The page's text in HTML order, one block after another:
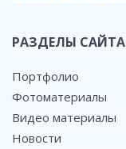
РАЗДЕЛЫ САЙТА
Портфолио
Фотоматериалы
Видео материалы
Новости